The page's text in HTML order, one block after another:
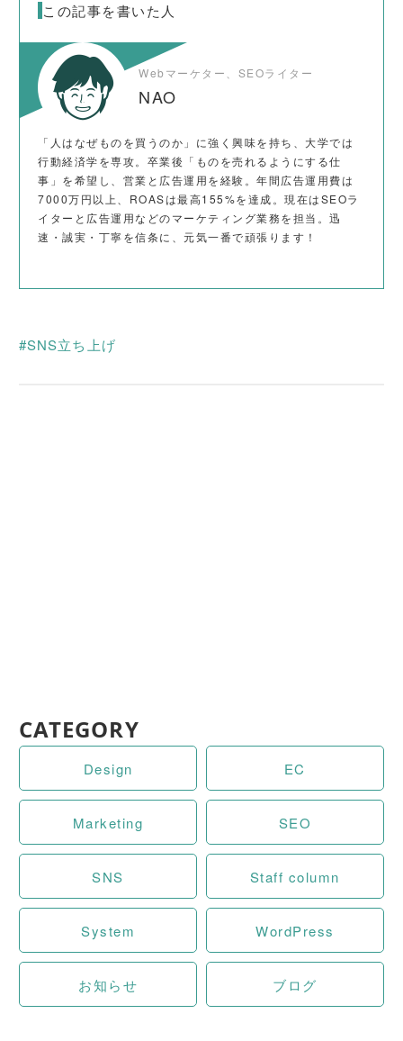
c
e
o
o
k
k
t
この記事を書いた人
NAO
Webマーケター、SEOライター
「人はなぜものを買うのか」に強く興味を持ち、大学では
行動経済学を専攻。卒業後「ものを売れるようにする仕
事」を希望し、営業と広告運用を経験。年間広告運用費は
7000万円以上、ROASは最高155%を達成。現在はSEOラ
イターと広告運用などのマーケティング業務を担当。迅
速・誠実・丁寧を信条に、元気一番で頑張ります！
SNS立ち上げ
CATEGORY
Design EC
Marketing SEO
SNS Staff column
System WordPress
お知らせ ブログ